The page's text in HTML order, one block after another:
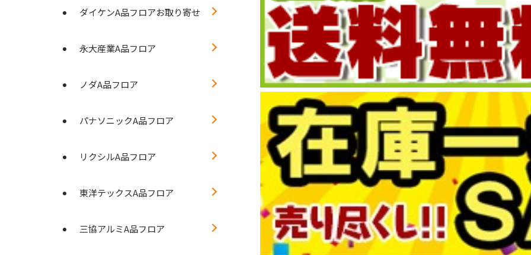
ダイケンA品フロアお取り寄せ
永大産業A品フロア
ノダA品フロア
パナソニックA品フロア
リクシルA品フロア
東洋テックスA品フロア
三協アルミA品フロア